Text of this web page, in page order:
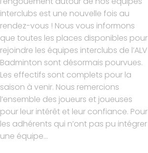
interclubs est une nouvelle fois au
rendez-vous ! Nous vous informons
que toutes les places disponibles pour
rejoindre les équipes interclubs de l’ALV
Badminton sont désormais pourvues.
Les effectifs sont complets pour la
saison à venir. Nous remercions
l’ensemble des joueurs et joueuses
pour leur intérêt et leur confiance. Pour
les adhérents qui n’ont pas pu intégrer
une équipe...